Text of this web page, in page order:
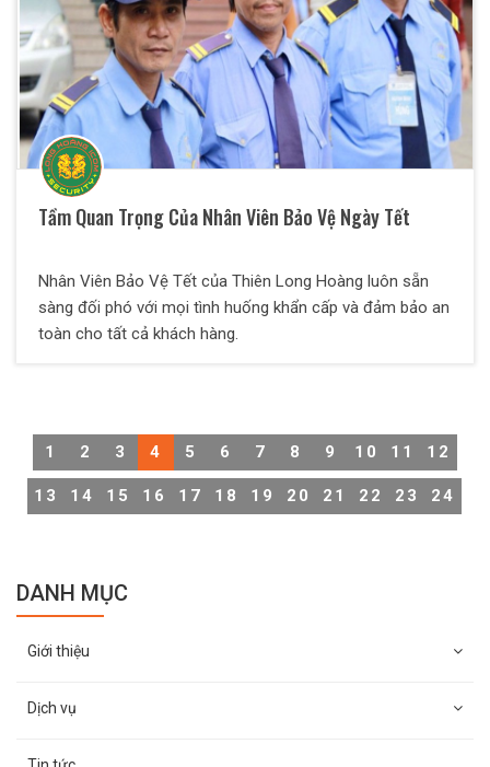
Tầm Quan Trọng Của Nhân Viên Bảo Vệ Ngày Tết
Nhân Viên Bảo Vệ Tết của Thiên Long Hoàng luôn sẵn
sàng đối phó với mọi tình huống khẩn cấp và đảm bảo an
toàn cho tất cả khách hàng.
1 2 3 4 5 6 7 8 9 10 11 12
13 14 15 16 17 18 19 20 21 22 23 24
DANH MỤC
Giới thiệu
Dịch vụ